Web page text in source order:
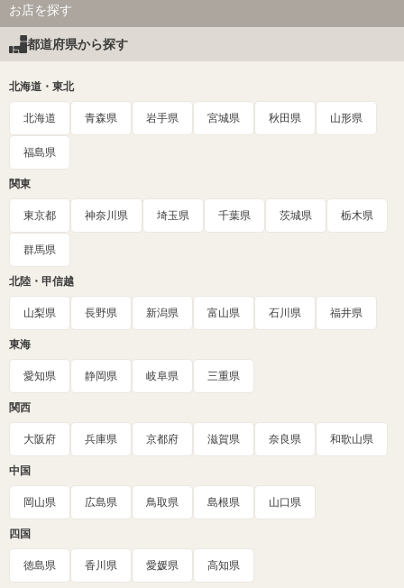
お店を探す
都道府県から探す
北海道・東北
北海道 青森県 岩手県 宮城県 秋田県 山形県
福島県
関東
東京都 神奈川県 埼玉県 千葉県 茨城県 栃木県
群馬県
北陸・甲信越
山梨県 長野県 新潟県 富山県 石川県 福井県
東海
愛知県 静岡県 岐阜県 三重県
関西
大阪府 兵庫県 京都府 滋賀県 奈良県 和歌山県
中国
岡山県 広島県 鳥取県 島根県 山口県
四国
徳島県 香川県 愛媛県 高知県